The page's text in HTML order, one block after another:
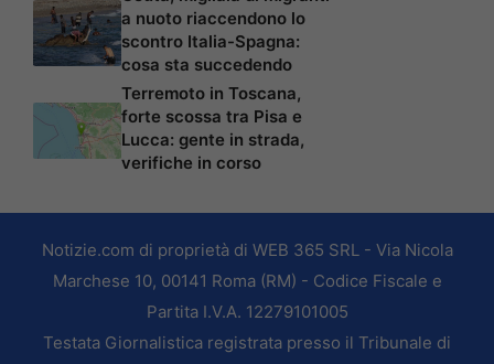
a nuoto riaccendono lo
scontro Italia-Spagna:
cosa sta succedendo
Terremoto in Toscana,
forte scossa tra Pisa e
Lucca: gente in strada,
verifiche in corso
Notizie.com di proprietà di WEB 365 SRL - Via Nicola
Marchese 10, 00141 Roma (RM) - Codice Fiscale e
Partita I.V.A. 12279101005
Testata Giornalistica registrata presso il Tribunale di